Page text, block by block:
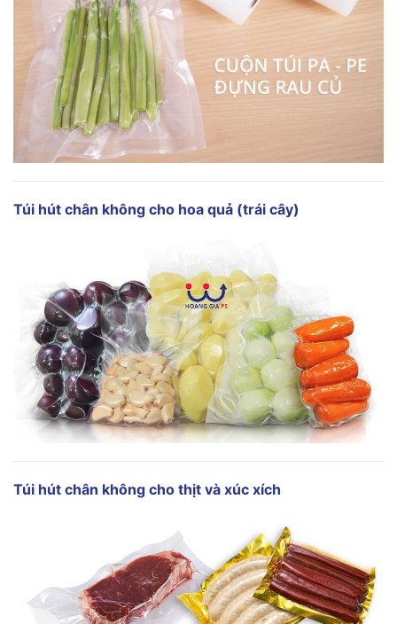
Túi hút chân không cho hoa quả (trái cây)
Túi hút chân không cho thịt và xúc xích